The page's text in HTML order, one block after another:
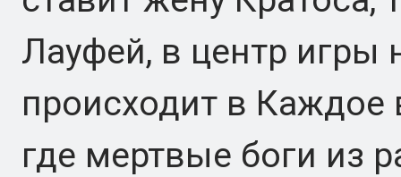
Лауфей, в центр игры
происходит в Каждое
где мертвые боги из